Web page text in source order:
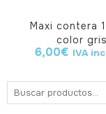
Maxi contera
color gris
6,00€ IVA